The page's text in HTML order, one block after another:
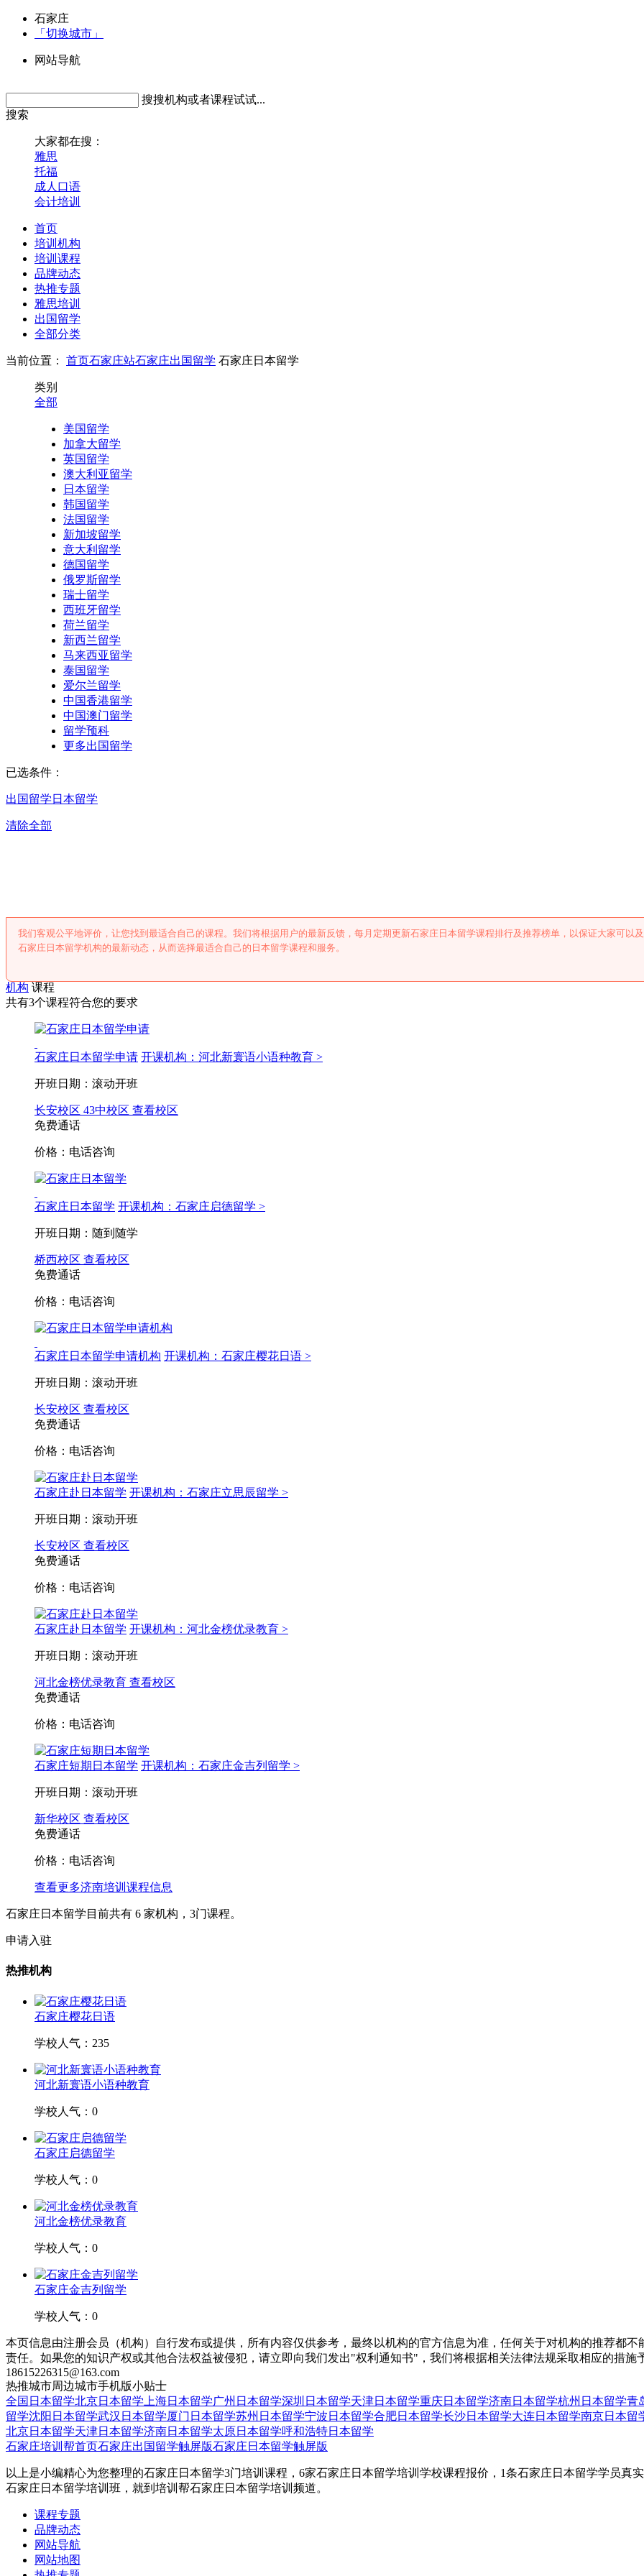
石家庄
「切换城市」
网站导航
搜搜机构或者课程试试...
搜索
大家都在搜：
雅思
托福
成人口语
会计培训
首页
培训机构
培训课程
品牌动态
热推专题
雅思培训
出国留学
全部分类
当前位置： 首页石家庄站石家庄出国留学 石家庄日本留学
类别
全部
美国留学
加拿大留学
英国留学
澳大利亚留学
日本留学
韩国留学
法国留学
新加坡留学
意大利留学
德国留学
俄罗斯留学
瑞士留学
西班牙留学
荷兰留学
新西兰留学
马来西亚留学
泰国留学
爱尔兰留学
中国香港留学
中国澳门留学
留学预科
更多出国留学
已选条件：
出国留学 日本留学
清除全部
我们客观公平地评价，让您找到最适合自己的课程。我们将根据用户的最新反馈，每月定期更新石家庄日本留学课程排行及推荐榜单，以保证大家可以
石家庄日本留学机构的最新动态，从而选择最适合自己的日本留学课程和服务。
机构 课程
共有3个课程符合您的要求
石家庄日本留学申请 开课机构：河北新寰语小语种教育 >
开班日期：滚动开班
长安校区 43中校区 查看校区
免费通话
价格：电话咨询
石家庄日本留学 开课机构：石家庄启德留学 >
开班日期：随到随学
桥西校区 查看校区
免费通话
价格：电话咨询
石家庄日本留学申请机构 开课机构：石家庄樱花日语 >
开班日期：滚动开班
长安校区 查看校区
免费通话
价格：电话咨询
石家庄赴日本留学 开课机构：石家庄立思辰留学 >
开班日期：滚动开班
长安校区 查看校区
免费通话
价格：电话咨询
石家庄赴日本留学 开课机构：河北金榜优录教育 >
开班日期：滚动开班
河北金榜优录教育 查看校区
免费通话
价格：电话咨询
石家庄短期日本留学 开课机构：石家庄金吉列留学 >
开班日期：滚动开班
新华校区 查看校区
免费通话
价格：电话咨询
查看更多济南培训课程信息
石家庄日本留学目前共有 6 家机构， 3门课程。
申请入驻
热推机构
石家庄樱花日语
学校人气：235
河北新寰语小语种教育
学校人气：0
石家庄启德留学
学校人气：0
河北金榜优录教育
学校人气：0
石家庄金吉列留学
学校人气：0
本页信息由注册会员（机构）自行发布或提供，所有内容仅供参考，最终以机构的官方信息为准，任何关于对机构的推荐都
责任。如果您的知识产权或其他合法权益被侵犯，请立即向我们发出"权利通知书"，我们将根据相关法律法规采取相应的措
18615226315@163.com
热推城市周边城市手机版小贴士
全国日本留学北京日本留学 上海日本留学广州日本留学深圳日本留学天津日本留学重庆日本留学济南日本留学杭州日本留学青
留学沈阳日本留学武汉日本留学厦门日本留学苏州日本留学宁波日本留学合肥日本留学长沙日本留学大连日本留学南京日本留
北京日本留学天津日本留学济南日本留学太原日本留学呼和浩特日本留学
石家庄培训帮首页石家庄出国留学触屏版石家庄日本留学触屏版
以上是小编精心为您整理的石家庄日本留学3门培训课程，6家石家庄日本留学培训学校课程报价，1条石家庄日本留学学员真
石家庄日本留学培训班，就到培训帮石家庄日本留学培训频道。
课程专题
品牌动态
网站导航
网站地图